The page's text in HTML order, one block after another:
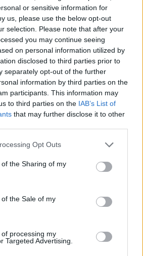
or sensitive information for
us, please use the below opt-out
selection. Please note that after your
you may continue seeing
on personal information utilized by
disclosed to third parties prior to
separately opt-out of the further
information by third parties on the
participants. This information may
to third parties on the IAB’s List of
that may further disclose it to other
Opt Outs
the Sharing of my
the Sale of my
processing my
Targeted Advertising.
a múlt héten a magyar
változatlanul hagyó
arra számítanak, hogy
2024-ben csökkenhet, de az
emelkedhet. Nem várják,
kivezetné a kabinet,
jelentene a magyar
mutató kockázatnak
iránti globális
is. Ezen kihívások közepette
hitelminősítése nagyban
szerint.
Economic Forum, ami
párbeszédet és értékes üzleti
és jelentkezésA Fitch Ratings
Magyarország államadós-